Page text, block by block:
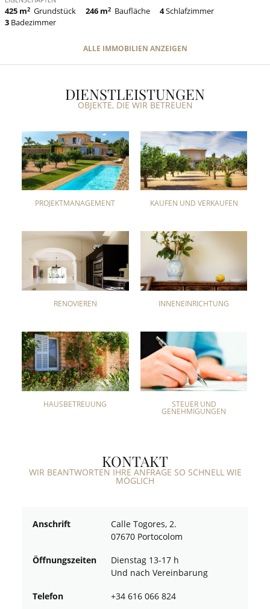
425 m2 Grundstück 246 m2 Baufläche 4Schlafzimmer
3 Badezimmer
ALLE IMMOBILIEN ANZEIGEN
DIENSTLEISTUNGEN
OBJEKTE, DIE WIR BETREUEN
PROJEKTMANAGEMENT KAUFEN UND VERKAUFEN
RENOVIEREN INNENEINRICHTUNG
HAUSBETREUUNG STEUER UND
GENEHMIGUNGEN
KONTAKT
WIR BEANTWORTEN IHRE ANFRAGE SO SCHNELL WIE
MÖGLICH
Anschrift
Calle Togores, 2.
07670 Portocolom
Öffnungszeiten
Dienstag 13-17 h
Und nach Vereinbarung
Telefon +34 616 066 824